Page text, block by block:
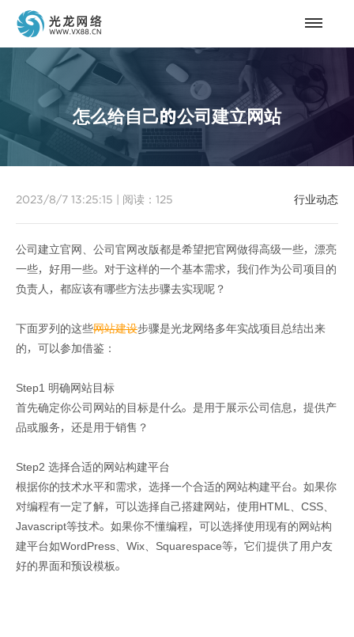
怎么给自己的公司建立网站
行业动态
2023/8/7 13:25:15 阅读： 125
公司建立官网、公司官网改版都是希望把官网做得高级一些，漂亮
一些，好用一些。对于这样的一个基本需求，我们作为公司项目的
负责人，都应该有哪些方法步骤去实现呢？
下面罗列的这些网站建设步骤是光龙网络多年实战项目总结出来
的，可以参加借鉴：
Step1 明确网站目标
首先确定你公司网站的目标是什么。是用于展示公司信息，提供产
品或服务，还是用于销售？
Step2 选择合适的网站构建平台
根据你的技术水平和需求，选择一个合适的网站构建平台。如果你
对编程有一定了解，可以选择自己搭建网站，使用HTML、CSS、
Javascript等技术。如果你不懂编程，可以选择使用现有的网站构
建平台如WordPress、Wix、Squarespace等，它们提供了用户友
好的界面和预设模板。